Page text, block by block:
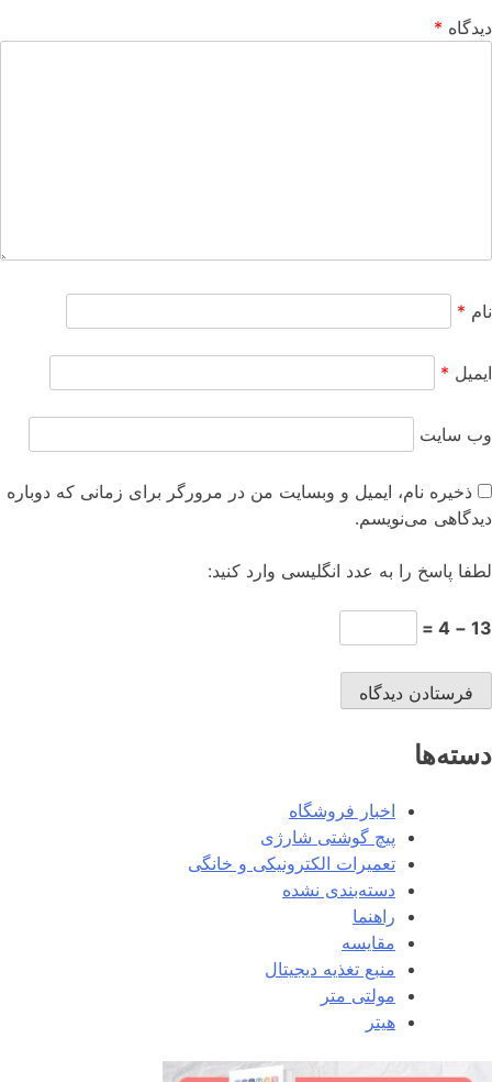
دیدگاه *
نام *
ایمیل *
وب‌ سایت
ذخیره نام، ایمیل و وبسایت من در مرورگر برای زمانی که دوباره
دیدگاهی می‌نویسم.
لطفا پاسخ را به عدد انگلیسی وارد کنید:
13 − 4 =
دسته‌ها
اخبار فروشگاه
پیچ گوشتی شارژی
تعمیرات الکترونیکی و خانگی
دسته‌بندی نشده
راهنما
مقایسه
منبع تغذیه دیجیتال
مولتی متر
هیتر